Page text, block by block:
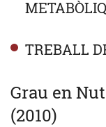
TREBALL
Grau en
(2010)